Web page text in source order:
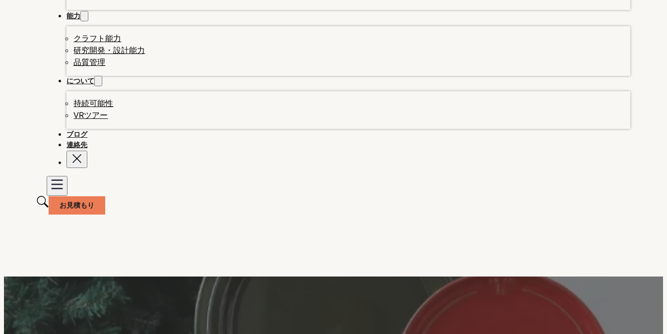
能力
クラフト能力
研究開発・設計能力
品質管理
について
持続可能性
VRツアー
ブログ
連絡先
お見積もり